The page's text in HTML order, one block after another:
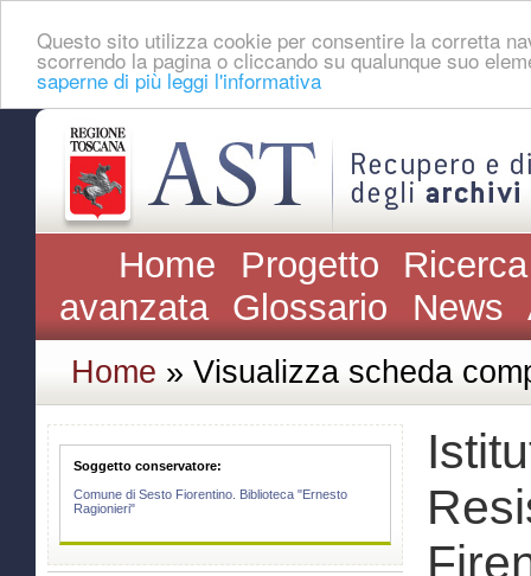
Questo sito utilizza cookie per consentire la corretta
scorrendo la pagina o cliccando su qualunque suo
saperne di più leggi l'informativa
Home Progetto
avanzata Glossario News
Home » Visualizza scheda
Soggetto conservatore:
Comune di Sesto Fiorentino. Biblioteca "Ernesto
Ragionieri"